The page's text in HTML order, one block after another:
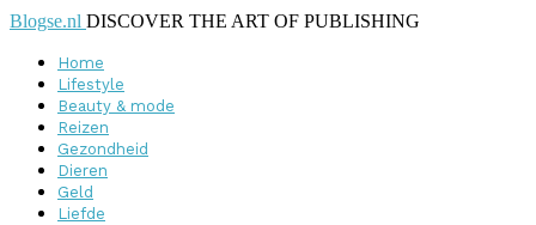
Blogse.nl DISCOVER THE ART OF PUBLISHING
Home
Lifestyle
Beauty & mode
Reizen
Gezondheid
Dieren
Geld
Liefde